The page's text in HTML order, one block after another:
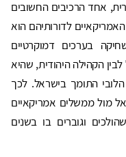
אחד הרכיבים החשובים
לדורותיהם הוא
בערכים דמוקרטיים
לבין הקהילה היהודית, שהיא
התומך בישראל. לכך
מול ממשלים אמריקאיים
וגוברים בו בשנים